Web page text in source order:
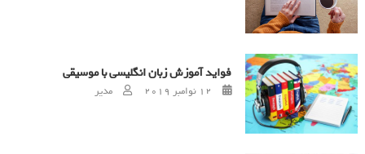
فواید آموزش زبان انگلیسی با موسیقی
Posted on
12 نوامبر 2019 Author
مدیر